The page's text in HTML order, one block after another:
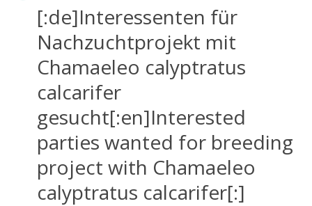
[:de]Interessenten für
Nachzuchtprojekt mit
Chamaeleo calyptratus
calcarifer
gesucht[:en]Interested
parties wanted for breeding
project with Chamaeleo
calyptratus calcarifer[:]